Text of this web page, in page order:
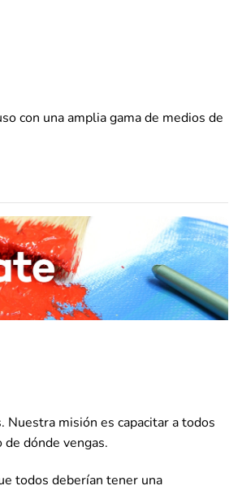
con una amplia gama de medios de
misión es capacitar a todos
dónde vengas.
todos deberían tener una